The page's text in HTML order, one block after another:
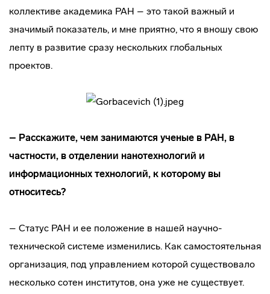
коллективе академика РАН – это такой важный и
значимый показатель, и мне приятно, что я вношу свою
лепту в развитие сразу нескольких глобальных
проектов.
– Расскажите, чем занимаются ученые в РАН, в
частности, в отделении нанотехнологий и
информационных технологий, к которому вы
относитесь?
– Статус РАН и ее положение в нашей научно-
технической системе изменились. Как самостоятельная
организация, под управлением которой существовало
несколько сотен институтов, она уже не существует.